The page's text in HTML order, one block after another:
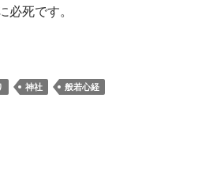
必死です。
りとわかる言葉を使わない理由
神社 般若心経